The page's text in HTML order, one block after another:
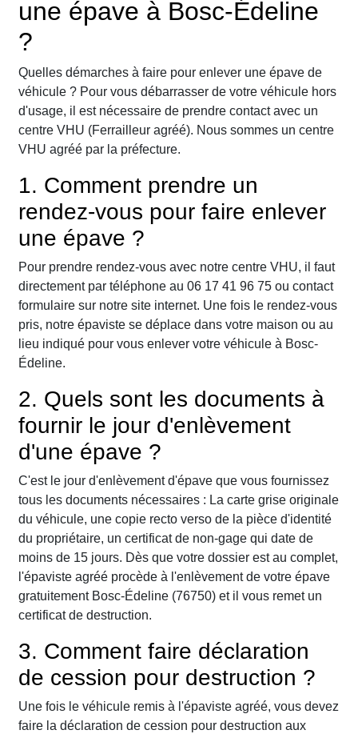
une épave à Bosc-Édeline
?
Quelles démarches à faire pour enlever une épave de
véhicule ? Pour vous débarrasser de votre véhicule hors
d'usage, il est nécessaire de prendre contact avec un
centre VHU (Ferrailleur agréé). Nous sommes un centre
VHU agréé par la préfecture.
1. Comment prendre un
rendez-vous pour faire enlever
une épave ?
Pour prendre rendez-vous avec notre centre VHU, il faut
directement par téléphone au 06 17 41 96 75 ou contact
formulaire sur notre site internet. Une fois le rendez-vous
pris, notre épaviste se déplace dans votre maison ou au
lieu indiqué pour vous enlever votre véhicule à Bosc-
Édeline.
2. Quels sont les documents à
fournir le jour d'enlèvement
d'une épave ?
C'est le jour d'enlèvement d'épave que vous fournissez
tous les documents nécessaires : La carte grise originale
du véhicule, une copie recto verso de la pièce d'identité
du propriétaire, un certificat de non-gage qui date de
moins de 15 jours. Dès que votre dossier est au complet,
l'épaviste agréé procède à l'enlèvement de votre épave
gratuitement Bosc-Édeline (76750) et il vous remet un
certificat de destruction.
3. Comment faire déclaration
de cession pour destruction ?
Une fois le véhicule remis à l'épaviste agréé, vous devez
faire la déclaration de cession pour destruction aux